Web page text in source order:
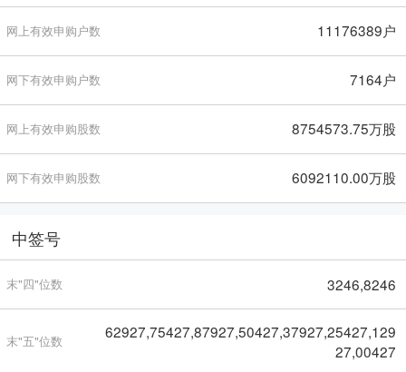
网上有效申购户数 11176389户
网下有效申购户数 7164户
网上有效申购股数 8754573.75万股
网下有效申购股数 6092110.00万股
中签号
末"四"位数 3246,8246
末"五"位数
62927,75427,87927,50427,37927,25427,129
27,00427